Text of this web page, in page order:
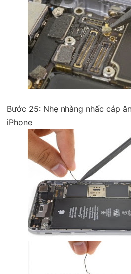
Bước 25: Nhẹ nhàng nhấc cáp
iPhone